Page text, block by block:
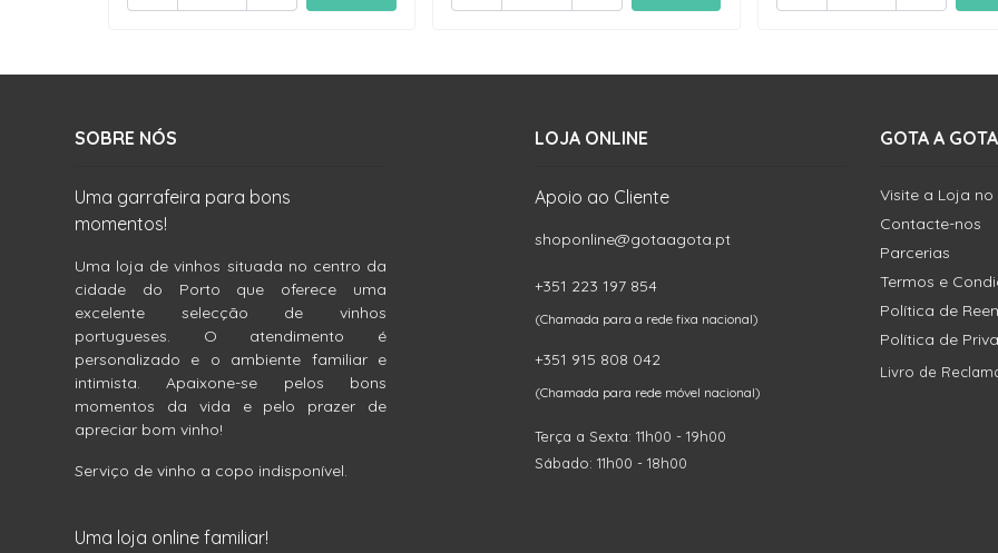
SOBRE NÓS
Uma garrafeira para bons
momentos!
Uma loja de vinhos situada no centro da
cidade do Porto que oferece uma
excelente selecção de vinhos
portugueses. O atendimento é
personalizado e o ambiente familiar e
intimista. Apaixone-se pelos bons
momentos da vida e pelo prazer de
apreciar bom vinho!
Serviço de vinho a copo indisponível.
Uma loja online familiar!
LOJA ONLINE
Apoio ao Cliente
shoponline@gotaagota.pt
+351 223 197 854
(Chamada para a rede fixa nacional)
+351 915 808 042
(Chamada para rede móvel nacional)
Terça a Sexta: 11h00 - 19h00
Sábado: 11h00 - 18h00
GOTA A
Visite a Loja
Contacte-nos
Parcerias
Termos e
Política de
Política de
Livro de